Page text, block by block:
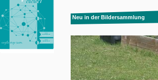
Neu in der Bildersammlung